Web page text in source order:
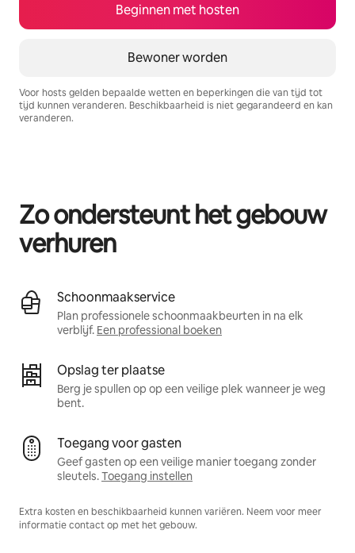
Beginnen met hosten
Bewoner worden
Voor hosts gelden bepaalde wetten en beperkingen die van tijd tot
tijd kunnen veranderen. Beschikbaarheid is niet gegarandeerd en kan
veranderen.
Zo ondersteunt het gebouw
verhuren
Schoonmaakservice
Plan professionele schoonmaakbeurten in na elk
verblijf. Een professional boeken
Opslag ter plaatse
Berg je spullen op op een veilige plek wanneer je weg
bent.
Toegang voor gasten
Geef gasten op een veilige manier toegang zonder
sleutels.Toegang instellen
Extra kosten en beschikbaarheid kunnen variëren. Neem voor meer
informatie contact op met het gebouw.